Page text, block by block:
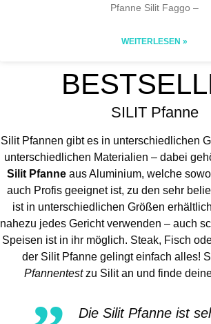
Pfanne Silit Faggo –
WEITERLESEN »
SILIT Pfanne
Silit Pfannen gibt es in unterschiedlichen
unterschiedlichen Materialien – dabei
Silit Pfanne aus Aluminium, welche
auch Profis geeignet ist, zu den sehr
ist in unterschiedlichen Größen
nahezu jedes Gericht verwenden – auch
Speisen ist in ihr möglich. Steak, Fisch
der Silit Pfanne gelingt einfach alles!
Pfannentestzu Silit an und finde
Die Silit Pfanne ist